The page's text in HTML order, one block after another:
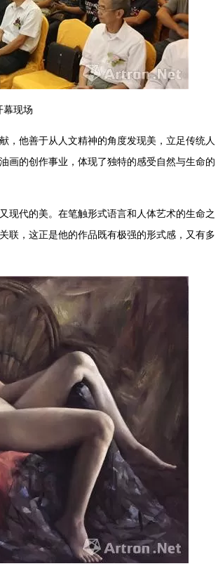
幕现场
他善于从人文精神的角度发现美，立足传统人
画的创作事业，体现了独特的感受自然与生命的
代的美。在笔触形式语言和人体艺术的生命之
联，这正是他的作品既有极强的形式感，又有多